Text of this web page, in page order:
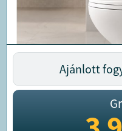
Ajánlott